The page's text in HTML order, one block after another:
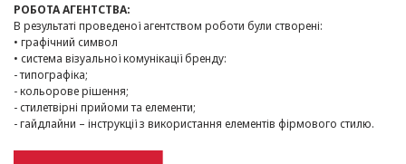
РОБОТА АГЕНТСТВА:
В результаті проведеної агентством роботи були створені:
• графічний символ
• система візуальної комунікації бренду:
- типографіка;
- кольорове рішення;
- стилетвірні прийоми та елементи;
- гайдлайни – інструкції з використання елементів фірмового стилю.